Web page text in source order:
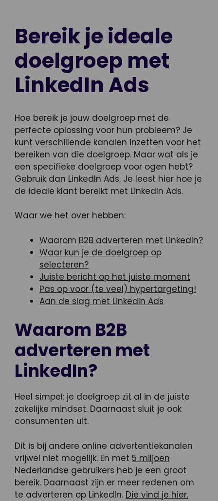
Bereik je ideale
doelgroep met
LinkedIn Ads
Hoe bereik je jouw doelgroep met de
perfecte oplossing voor hun probleem? Je
kunt verschillende kanalen inzetten voor het
bereiken van die doelgroep. Maar wat als je
een specifieke doelgroep voor ogen hebt?
Gebruik dan LinkedIn Ads. Je leest hier hoe je
de ideale klant bereikt met LinkedIn Ads.
Waar we het over hebben:
Waarom B2B adverteren met LinkedIn?
Waar kun je de doelgroep op
selecteren?
Juiste bericht op het juiste moment
Pas op voor (te veel) hypertargeting!
Aan de slag met LinkedIn Ads
Waarom B2B
adverteren met
LinkedIn?
Heel simpel: je doelgroep zit al in de juiste
zakelijke mindset. Daarnaast sluit je ook
consumenten uit.
Dit is bij andere online advertentiekanalen
vrijwel niet mogelijk. En met 5 miljoen
Nederlandse gebruikers heb je een groot
bereik. Daarnaast zijn er meer redenen om
te adverteren op LinkedIn. Die vind je hier.